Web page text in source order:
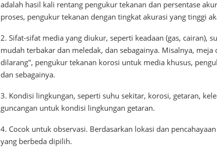
adalah hasil kali rentang pengukur tekanan dan persentase
proses, pengukur tekanan dengan tingkat akurasi yang tinggi
2. Sifat-sifat media yang diukur, seperti keadaan (gas, cairan),
mudah terbakar dan meledak, dan sebagainya. Misalnya,
dilarang", pengukur tekanan korosi untuk media khusus,
dan sebagainya.
3. Kondisi lingkungan, seperti suhu sekitar, korosi, getaran,
guncangan untuk kondisi lingkungan getaran.
4. Cocok untuk observasi. Berdasarkan lokasi dan
yang berbeda dipilih.